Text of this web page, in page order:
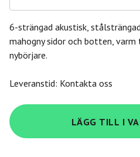
6-strängad akustisk,
mahogny sidor och botten,
nybörjare.
Leveranstid: Kontakta oss
Morgan
104
Westerngitarr,
LÄGG TILL I